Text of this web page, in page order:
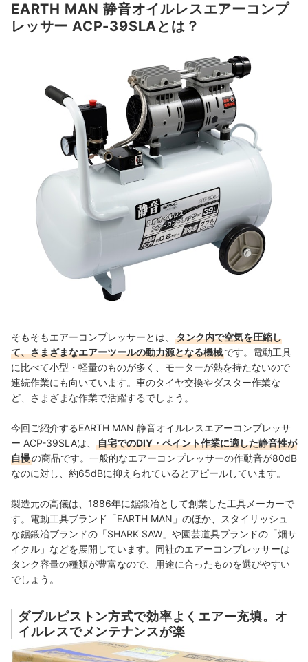
EARTH MAN 静音オイルレスエアーコンプ
レッサー ACP-39SLAとは？
そもそもエアーコンプレッサーとは、
タンク内で空気を圧縮し
て、さまざまなエアーツールの動力源となる機械です。電動工具
に比べて小型・軽量のものが多く、モーターが熱を持たないので
連続作業にも向いています。車のタイヤ交換やダスター作業な
ど、さまざまな作業で活躍するでしょう。
今回ご紹介するEARTH MAN 静音オイルレスエアーコンプレッサ
ー ACP-39SLAは、
自宅でのDIY・ペイント作業に適した静音性が
自慢の商品です。一般的なエアーコンプレッサーの作動音が80dB
なのに対し、約65dBに抑えられているとアピールしています。
製造元の高儀は、1886年に鋸鍛冶として創業した工具メーカーで
す。電動工具ブランド「EARTH MAN」のほか、スタイリッシュ
な鋸鍛冶ブランドの「SHARK SAW」や園芸道具ブランドの「畑サ
イクル」などを展開しています。同社のエアーコンプレッサーは
タンク容量の種類が豊富なので、用途に合ったものを選びやすい
でしょう。
ダブルピストン方式で効率よくエアー充填。オ
イルレスでメンテナンスが楽